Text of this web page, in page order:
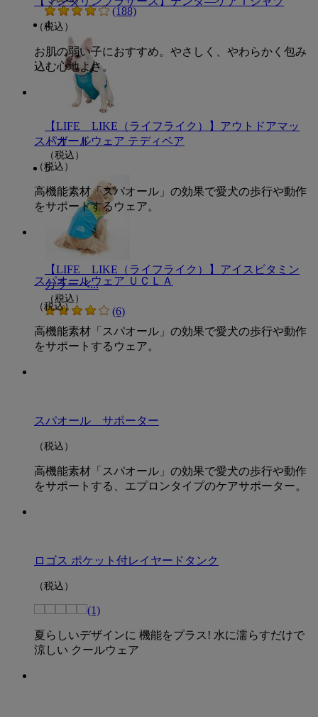
(188)
4
【LIFE LIKE（ライフライク）】アウトドアマッ
ドガード
（税込）
5
【LIFE LIKE（ライフライク）】アイスビタミン
カラーベ...
（税込）
(6)
（税込）
お肌の弱い子におすすめ。やさしく、やわらかく包み
込む心地よさ。
スパオールウェア テディベア
（税込）
高機能素材「スパオール」の効果で愛犬の歩行や動作
をサポートするウェア。
スパオールウェア ＵＣＬＡ
（税込）
高機能素材「スパオール」の効果で愛犬の歩行や動作
をサポートするウェア。
スパオール サポーター
（税込）
高機能素材「スパオール」の効果で愛犬の歩行や動作
をサポートする、エプロンタイプのケアサポーター。
ロゴス ポケット付レイヤードタンク
（税込）
(1)
夏らしいデザインに 機能をプラス! 水に濡らすだけで
涼しい クールウェア